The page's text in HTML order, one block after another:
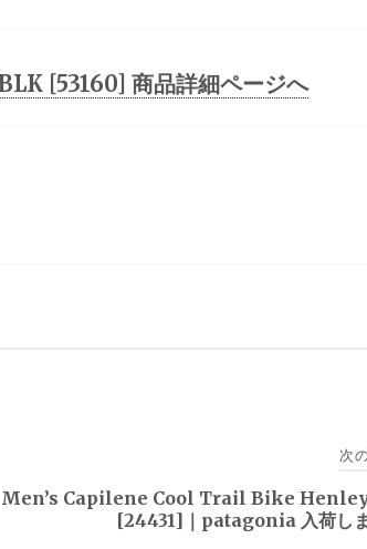
[53160] 商品詳細ページへ
次
Men’s Capilene Cool Trail Bike
[24431]｜patagonia 入荷しま